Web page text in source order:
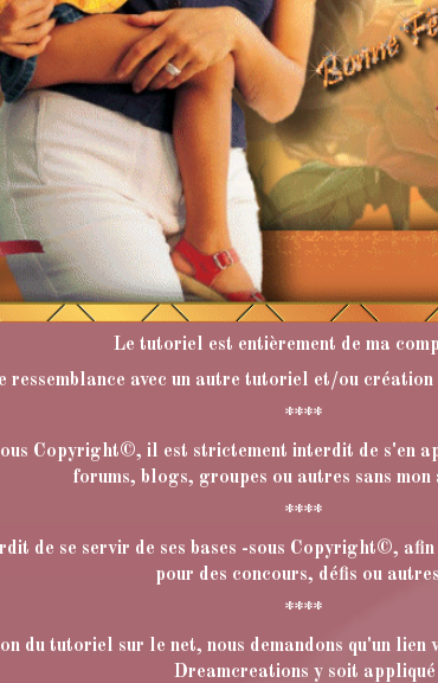
Le tutoriel est entièrement de ma
ressemblance avec un autre tutoriel et/ou
****
Copyright©, il est strictement interdit de s'en
forums, blogs, groupes ou autres sans
****
de se servir de ses bases -sous Copyright©,
pour des concours, défis ou
****
du tutoriel sur le net, nous demandons qu'un
Dreamcreations y soit appliqué